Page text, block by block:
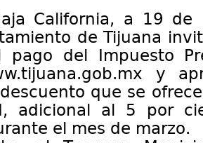
California, a 19
de Tijuana
pago del Impuesto
y
que se
adicional al 5 por
el mes de marzo.